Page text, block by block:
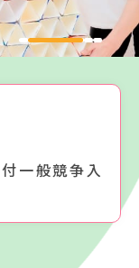
付一般競争入